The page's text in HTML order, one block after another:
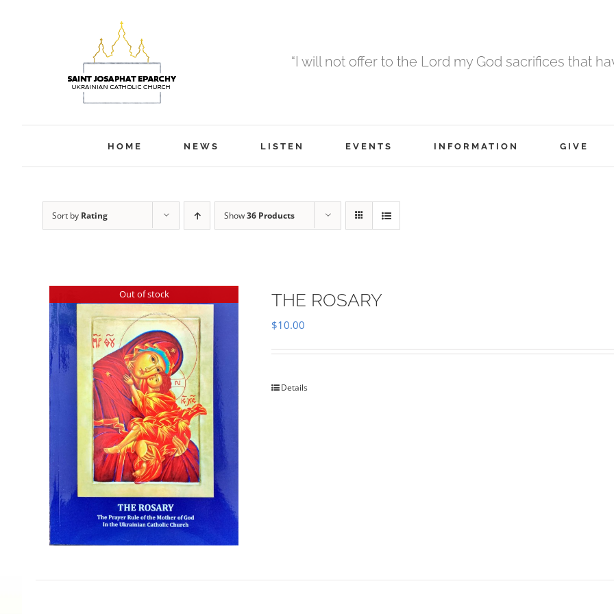
“I will not offer to the Lord my God sacrifices that
HOME NEWS LISTEN EVENTS INFORMATION GIVE
Sort by Rating Show36 Products
Out of stock THE ROSARY
$10.00
Details